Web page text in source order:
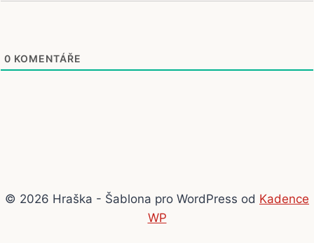
0 KOMENTÁŘE
© 2026 Hraška - Šablona pro WordPress od Kadence
WP